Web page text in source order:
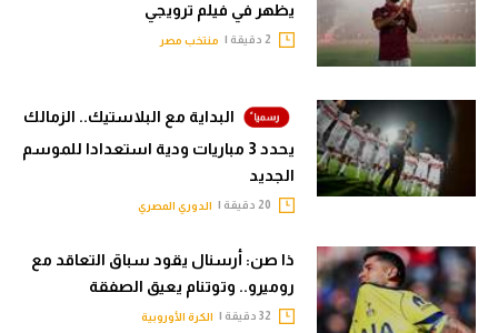
يظهر في فيلم ترويجي
منتخب مصر
البداية مع البلاستيك.. الزمالك
يحدد 3 مباريات ودية استعدادا للموسم
الجديد
الدوري المصري
ذا صن: أرسنال يقود سباق التعاقد مع
روميرو.. وتوتنام يعيق الصفقة
الكرة الأوروبية